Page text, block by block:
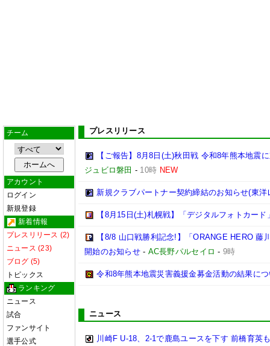
チーム
アカウント
ログイン
新規登録
新着情報
プレスリリース (2)
ニュース (23)
ブログ (5)
トピックス
ランキング
ニュース
試合
ファンサイト
選手公式
プレスリリース
【ご報告】8月8日(土)秋田戦 令和8年熊本地震
ジュビロ磐田 - 10時 NEW
新規クラブパートナー契約締結のお知らせ(東洋
【8月15日(土)札幌戦】「デジタルフォトカー
【8/8 山口戦勝利記念!】「ORANGE HERO
開始のお知らせ- AC長野パルセイロ - 9時
令和8年熊本地震災害義援金募金活動の結果に
ニュース
川崎F U-18、2-1で鹿島ユースを下す 前橋育英